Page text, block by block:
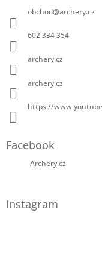
obchod@archery.cz
602 334 354
archery.cz
archery.cz
https://
Facebook
Archery.cz
Instagram